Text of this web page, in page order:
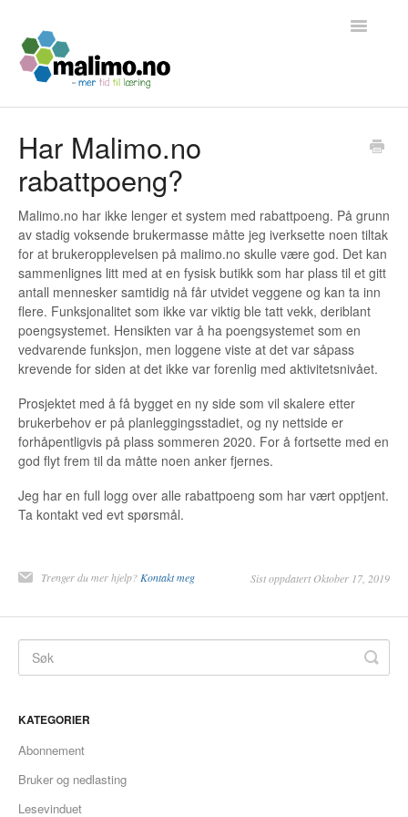
Toggle
Har Malimo.no
rabattpoeng?
Malimo.no har ikke lenger et system med rabattpoeng. På grunn
av stadig voksende brukermasse måtte jeg iverksette noen tiltak
for at brukeropplevelsen på malimo.no skulle være god. Det kan
sammenlignes litt med at en fysisk butikk som har plass til et gitt
antall mennesker samtidig nå får utvidet veggene og kan ta inn
flere. Funksjonalitet som ikke var viktig ble tatt vekk, deriblant
poengsystemet. Hensikten var å ha poengsystemet som en
vedvarende funksjon, men loggene viste at det var såpass
krevende for siden at det ikke var forenlig med aktivitetsnivået.
Prosjektet med å få bygget en ny side som vil skalere etter
brukerbehov er på planleggingsstadiet, og ny nettside er
forhåpentligvis på plass sommeren 2020. For å fortsette med en
god flyt frem til da måtte noen anker fjernes.
Jeg har en full logg over alle rabattpoeng som har vært opptjent.
Ta kontakt ved evt spørsmål.
Trenger du mer hjelp?Kontakt meg Sist oppdatert Oktober 17, 2019
KATEGORIER
Abonnement
Bruker og nedlasting
Lesevinduet